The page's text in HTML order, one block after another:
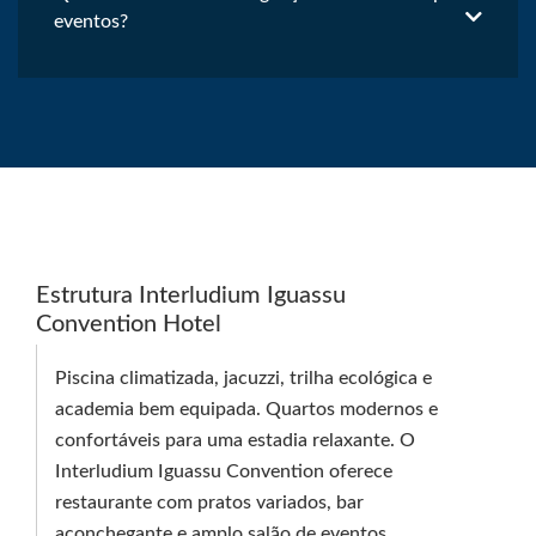
eventos?
Estrutura Interludium Iguassu
Convention Hotel
Piscina climatizada, jacuzzi, trilha ecológica e
academia bem equipada. Quartos modernos e
confortáveis para uma estadia relaxante. O
Interludium Iguassu Convention oferece
restaurante com pratos variados, bar